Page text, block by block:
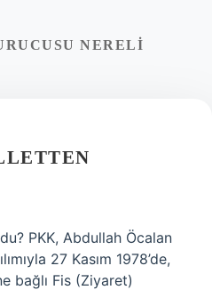
NERELI
PKK, Abdullah Öcalan
27 Kasım 1978’de,
bağlı Fis (Ziyaret)